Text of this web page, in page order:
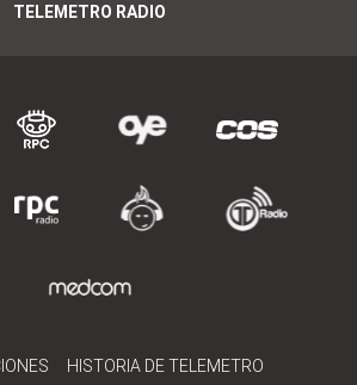
TELEMETRO RADIO
HISTORIA DE TELEMETRO